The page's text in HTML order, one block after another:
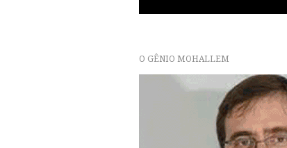
O GÊNIO MOHALLEM